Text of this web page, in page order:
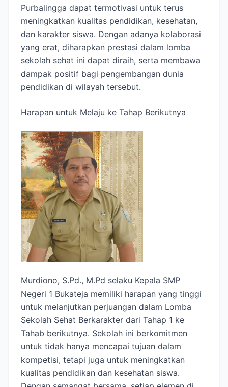
Purbalingga dapat termotivasi untuk terus
meningkatkan kualitas pendidikan, kesehatan,
dan karakter siswa. Dengan adanya kolaborasi
yang erat, diharapkan prestasi dalam lomba
sekolah sehat ini dapat diraih, serta membawa
dampak positif bagi pengembangan dunia
pendidikan di wilayah tersebut.
Harapan untuk Melaju ke Tahap Berikutnya
Murdiono, S.Pd., M.Pd selaku Kepala SMP
Negeri 1 Bukateja memiliki harapan yang tinggi
untuk melanjutkan perjuangan dalam Lomba
Sekolah Sehat Berkarakter dari Tahap 1 ke
Tahab berikutnya. Sekolah ini berkomitmen
untuk tidak hanya mencapai tujuan dalam
kompetisi, tetapi juga untuk meningkatkan
kualitas pendidikan dan kesehatan siswa.